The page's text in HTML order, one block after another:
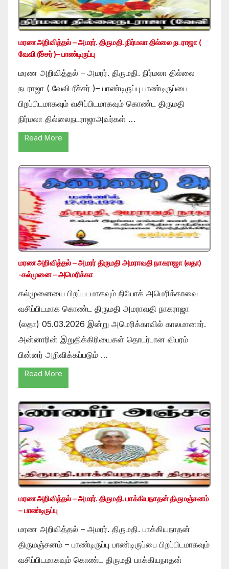
மரண அறிவித்தல் – அமரர். திருமதி. நிர்மலா தில்லை நடராஜா (
வேவி ரீச்சர் )– பாண்டிருப்பு
மரண அறிவித்தல் – அமரர். திருமதி. நிர்மலா தில்லை
நடராஜா ( வேவி ரீச்சர் )– பாண்டிருப்பு பாண்டிருப்பை
பிறப்பிடமாகவும் வசிப்பிடமாகவும் கொண்ட திருமதி
நிர்மலா தில்லைநடராஜாஅவர்கள் …
Read More
மரண அறிவித்தல் – அமரர் திருமதி அமராவதி நாகராஜா (லதா)
-கல்முனை – அமெரிக்கா
கல்முனையை பிறப்படமாகவும் நியோக் அமெரிக்காவை
வசிப்பிடமாக கொண்ட திருமதி அமராவதி நாகராஜா
(லதா) 05.03.2026 இன்று அமெரிக்காவில் காலமானார்.
அன்னாரின் இறுதிக்கிரியைகள் தொடர்பான விபரம்
பின்னர் அறிவிக்கப்படும் …
Read More
மரண அறிவித்தல் – அமரர். திருமதி. பாக்கியநாதன் திருமஞ்சனம்
– பாண்டிருப்பு
மரண அறிவித்தல் – அமரர். திருமதி. பாக்கியநாதன்
திருமஞ்சனம் – பாண்டிருப்பு பாண்டிருப்பை பிறப்பிடமாகவும்
வசிப்பிடமாகவும் கொண்ட திருமதி பாக்கியநாதன்